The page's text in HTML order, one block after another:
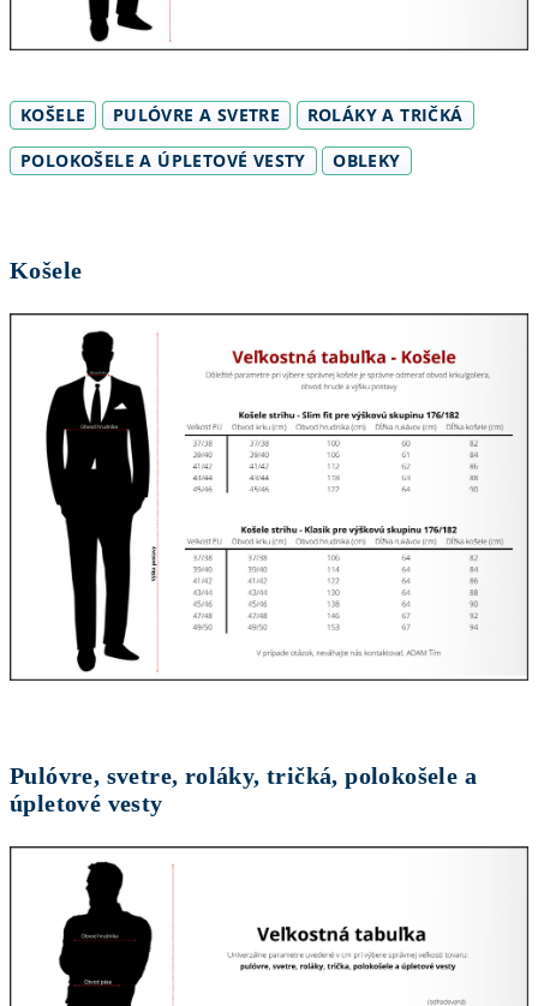
KOŠELE PULÓVRE A SVETRE
ROLÁKY A TRIČKÁ
POLOKOŠELE A ÚPLETOVÉ VESTY
OBLEKY
Košele
Pulóvre, svetre, roláky, tričká, polokošele a
úpletové vesty